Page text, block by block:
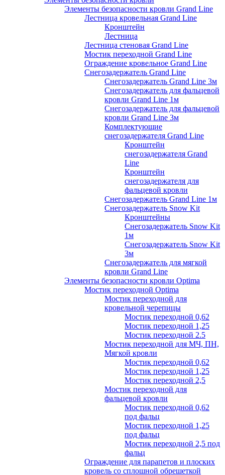
Элементы безопасности кровли Grand Line
Лестница кровельная Grand Line
Кронштейн
Лестница
Лестница стеновая Grand Line
Мостик переходной Grand Line
Ограждение кровельное Grand Line
Снегозадержатель Grand Line
Снегозадержатель Grand Line 3м
Снегозадержатель для фальцевой
кровли Grand Line 1м
Снегозадержатель для фальцевой
кровли Grand Line 3м
Комплектующие
снегозадержателя Grand Line
Кронштейн
снегозадержателя Grand
Line
Кронштейн
снегозадержателя для
фальцевой кровли
Снегозадержатель Grand Line 1м
Снегозадержатель Snow Kit
Кронштейны
Снегозадержатель Snow Kit
1м
Снегозадержатель Snow Kit
3м
Снегозадержатель для мягкой
кровли Grand Line
Элементы безопасности кровли Optima
Мостик переходной Optima
Мостик переходной для
кровельной черепицы
Мостик переходной 0,62
Мостик переходной 1,25
Мостик переходной 2.5
Мостик переходной для МЧ, ПН,
Мягкой кровли
Мостик переходной 0,62
Мостик переходной 1,25
Мостик переходной 2,5
Мостик переходной для
фальцевой кровли
Мостик переходной 0,62
под фальц
Мостик переходной 1,25
под фальц
Мостик переходной 2,5 под
фальц
Ограждение для парапетов и плоских
кровель со сплошной обрешеткой